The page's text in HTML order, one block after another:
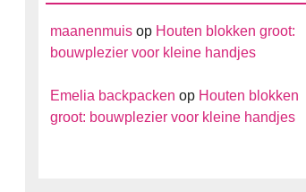
maanenmuis op Houten blokken groot:
bouwplezier voor kleine handjes
Emelia backpacken op Houten blokken
groot: bouwplezier voor kleine handjes